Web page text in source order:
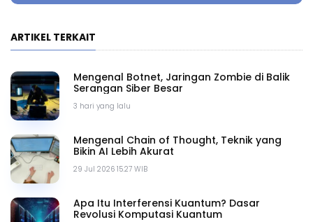
ARTIKEL TERKAIT
3 hari yang lalu
Mengenal Botnet, Jaringan Zombie di Balik
Serangan Siber Besar
29 Jul 2026 15.27 WIB
Mengenal Chain of Thought, Teknik yang
Bikin AI Lebih Akurat
Apa Itu Interferensi Kuantum? Dasar
Revolusi Komputasi Kuantum